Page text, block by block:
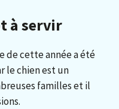
à servir
de cette année a été
le chien est un
familles et il